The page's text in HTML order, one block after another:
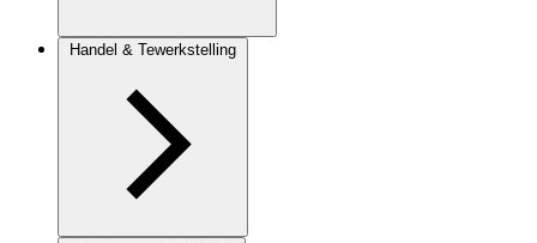
Handel & Tewerkstelling